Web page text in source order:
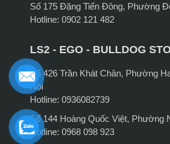
Số 175 Đặng Tiến Đông, Phường
Hotline: 0902 121 482
LS2 - EGO - BULLDOG
Số 426 Trần Khát Chân, Phường
Nội
Hotline: 0936082739
Số 144 Hoàng Quốc Việt, Phường
Hotline: 0968 098 923